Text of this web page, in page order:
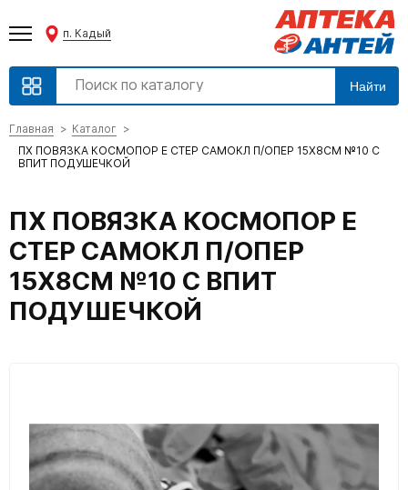
п. Кадый
Найти
Главная
Каталог
ПХ ПОВЯЗКА КОСМОПОР Е СТЕР САМОКЛ П/ОПЕР 15Х8СМ №10 С
ВПИТ ПОДУШЕЧКОЙ
ПХ ПОВЯЗКА КОСМОПОР Е
СТЕР САМОКЛ П/ОПЕР
15Х8СМ №10 С ВПИТ
ПОДУШЕЧКОЙ